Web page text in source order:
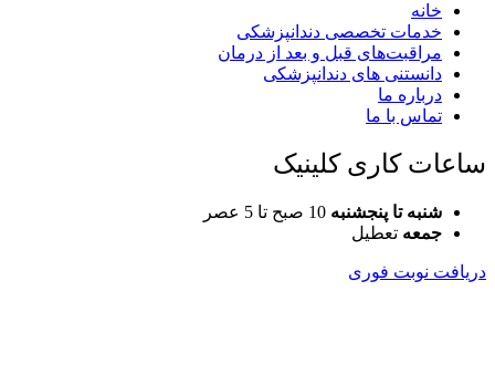
خانه
خدمات تخصصی دندانپزشکی
مراقبت‌های قبل و بعد از درمان
دانستنی های دندانپزشکی
درباره ما
تماس با ما
ساعات کاری کلینیک
شنبه تا پنجشنبه 10 صبح تا 5 عصر
جمعه تعطیل
دریافت نوبت فوری